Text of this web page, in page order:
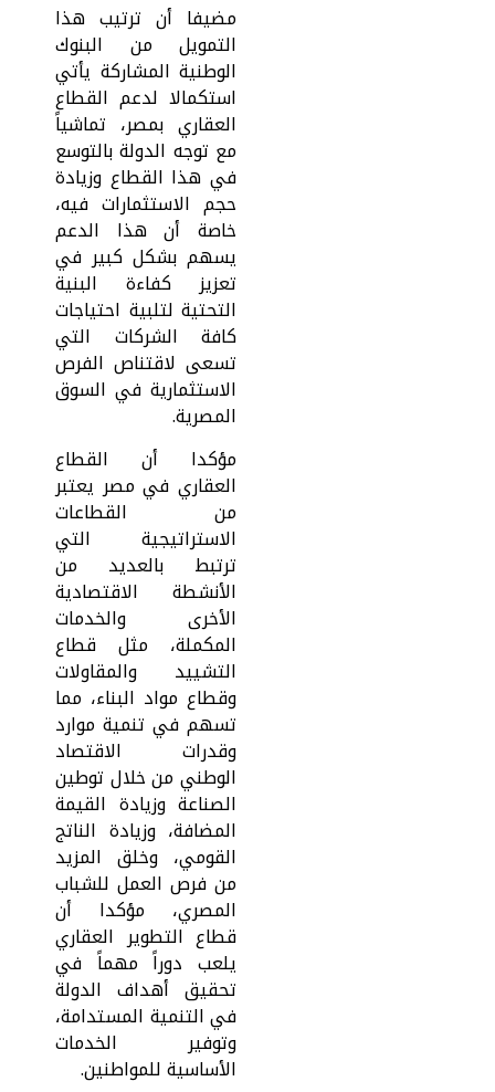
مضيفا أن ترتيب هذا
التمويل من البنوك
الوطنية المشاركة يأتي
استكمالا لدعم القطاع
العقاري بمصر، تماشياً
مع توجه الدولة بالتوسع
في هذا القطاع وزيادة
حجم الاستثمارات فيه،
خاصة أن هذا الدعم
يسهم بشكل كبير في
تعزيز كفاءة البنية
التحتية لتلبية احتياجات
كافة الشركات التي
تسعى لاقتناص الفرص
الاستثمارية في السوق
المصرية.
مؤكدا أن القطاع
العقاري في مصر يعتبر
من القطاعات
الاستراتيجية التي
ترتبط بالعديد من
الأنشطة الاقتصادية
الأخرى والخدمات
المكملة، مثل قطاع
التشييد والمقاولات
وقطاع مواد البناء، مما
تسهم في تنمية موارد
وقدرات الاقتصاد
الوطني من خلال توطين
الصناعة وزيادة القيمة
المضافة، وزيادة الناتج
القومي، وخلق المزيد
من فرص العمل للشباب
المصري، مؤكدا أن
قطاع التطوير العقاري
يلعب دوراً مهماً في
تحقيق أهداف الدولة
في التنمية المستدامة،
وتوفير الخدمات
الأساسية للمواطنين.